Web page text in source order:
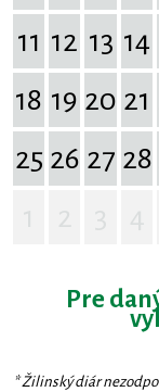
11 12 13 14
18 19 20 21
25 26 27 28
Pre
* Žilinský diár